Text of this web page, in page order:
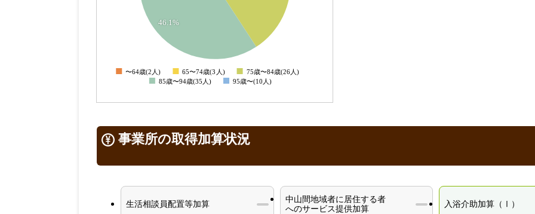
46.1%
0
〜64歳(2人) 65〜74歳(3人)
75歳〜84歳(26人)
85歳〜94歳(35人)
95歳〜(10人)
事業所の取得加算状況
生活相談員配置等加算
中山間地域者に居住する者
へのサービス提供加算
入浴介助加算（Ⅰ）